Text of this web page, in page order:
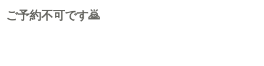
ご予約不可です🙇